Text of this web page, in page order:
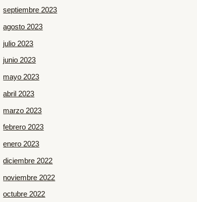
septiembre 2023
agosto 2023
julio 2023
junio 2023
mayo 2023
abril 2023
marzo 2023
febrero 2023
enero 2023
diciembre 2022
noviembre 2022
octubre 2022